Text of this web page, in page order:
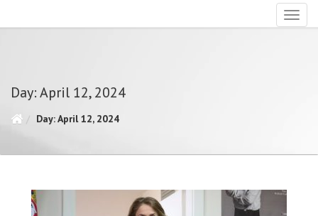
Day: April 12, 2024
Day: April 12, 2024